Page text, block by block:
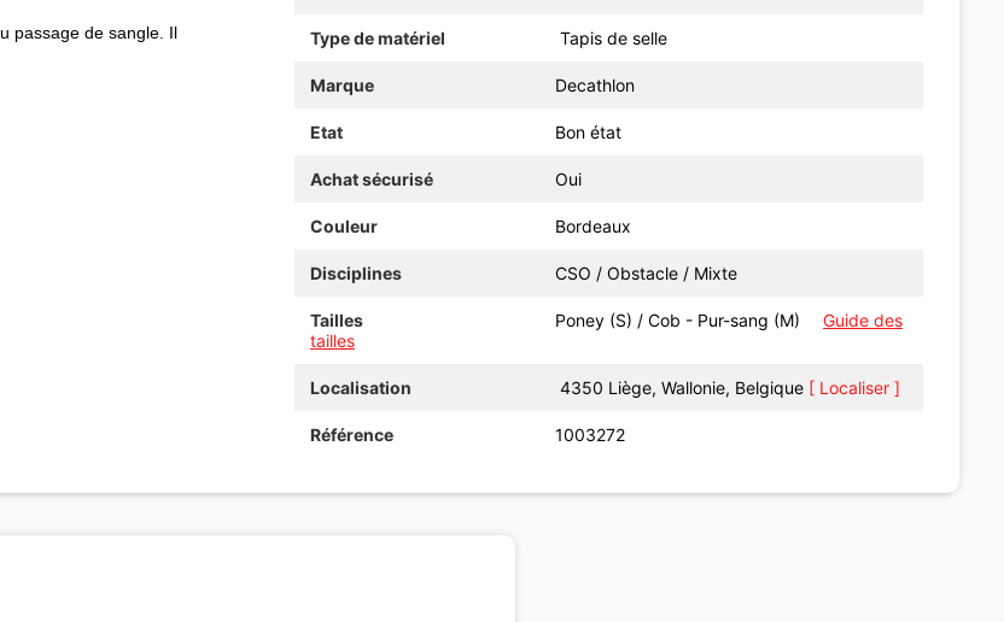
passage de sangle. Il
Type de matériel Tapis de selle
Marque Decathlon
Etat Bon état
Achat sécurisé Oui
Couleur Bordeaux
Disciplines CSO / Obstacle / Mixte
Tailles Poney (S) / Cob - Pur-sang (M)
Guide des
tailles
Localisation 4350 Liège, Wallonie, Belgique [ Localiser ]
Référence 1003272